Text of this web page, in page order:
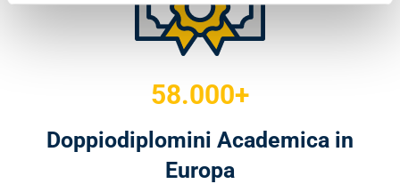
58.000+
Doppiodiplomini Academica in
Europa